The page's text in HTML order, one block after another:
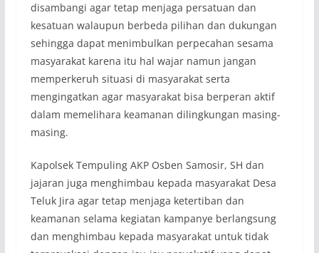
disambangi agar tetap menjaga persatuan dan
kesatuan walaupun berbeda pilihan dan dukungan
sehingga dapat menimbulkan perpecahan sesama
masyarakat karena itu hal wajar namun jangan
memperkeruh situasi di masyarakat serta
mengingatkan agar masyarakat bisa berperan aktif
dalam memelihara keamanan dilingkungan masing-
masing.
Kapolsek Tempuling AKP Osben Samosir, SH dan
jajaran juga menghimbau kepada masyarakat Desa
Teluk Jira agar tetap menjaga ketertiban dan
keamanan selama kegiatan kampanye berlangsung
dan menghimbau kepada masyarakat untuk tidak